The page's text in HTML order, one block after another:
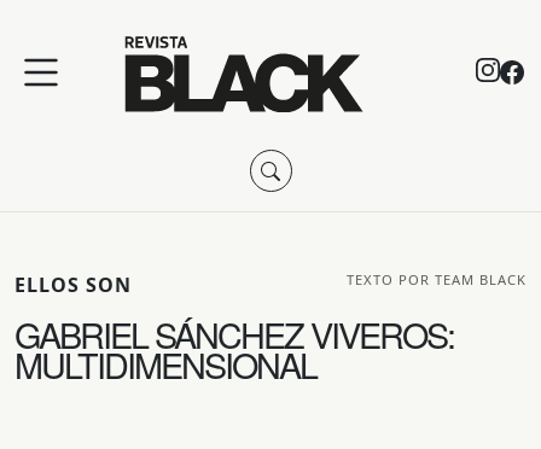
ELLOS SON TEXTO POR TEAM BLACK
GABRIEL SÁNCHEZ VIVEROS:
MULTIDIMENSIONAL